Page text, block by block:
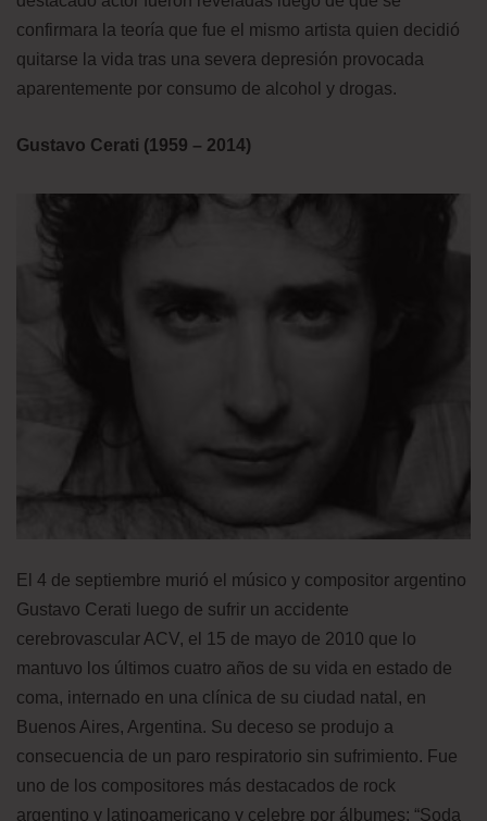
confirmara la teoría que fue el mismo artista quien decidió
quitarse la vida tras una severa depresión provocada
aparentemente por consumo de alcohol y drogas.
Gustavo Cerati (1959 – 2014)
El 4 de septiembre murió el músico y compositor argentino
Gustavo Cerati luego de sufrir un accidente
cerebrovascular ACV, el 15 de mayo de 2010 que lo
mantuvo los últimos cuatro años de su vida en estado de
coma, internado en una clínica de su ciudad natal, en
Buenos Aires, Argentina. Su deceso se produjo a
consecuencia de un paro respiratorio sin sufrimiento. Fue
uno de los compositores más destacados de rock
argentino y latinoamericano y celebre por álbumes: “Soda